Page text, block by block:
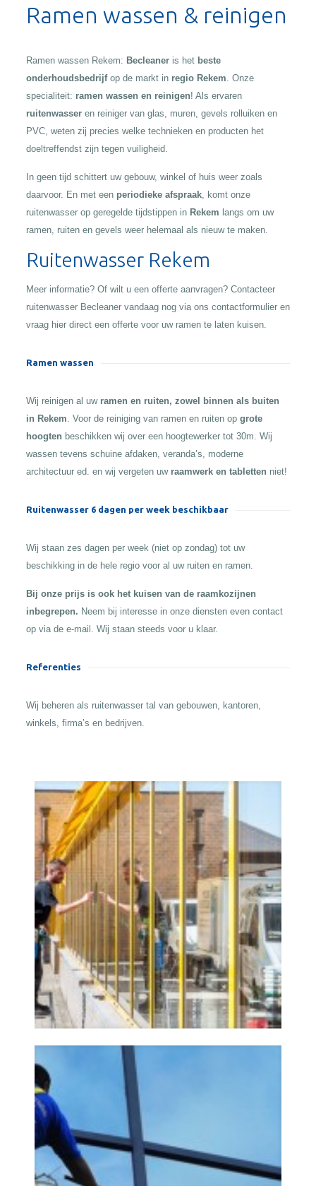
Ramen wassen & reinigen
Ramen wassen Rekem: Becleaneris het beste
onderhoudsbedrijfop de markt in regio Rekem. Onze
specialiteit: ramen wassen en reinigen! Als ervaren
ruitenwasseren reiniger van glas, muren, gevels rolluiken en
PVC, weten zij precies welke technieken en producten het
doeltreffendst zijn tegen vuiligheid.
In geen tijd schittert uw gebouw, winkel of huis weer zoals
daarvoor. En met een periodieke afspraak, komt onze
ruitenwasser op geregelde tijdstippen in Rekem langs om uw
ramen, ruiten en gevels weer helemaal als nieuw te maken.
Ruitenwasser Rekem
Meer informatie? Of wilt u een offerte aanvragen? Contacteer
ruitenwasser Becleaner vandaag nog via ons contactformulier en
vraag hier direct een offerte voor uw ramen te laten kuisen.
Ramen wassen
Wij reinigen al uw ramen en ruiten, zowel binnen als buiten
in Rekem. Voor de reiniging van ramen en ruiten op grote
hoogten beschikken wij over een hoogtewerker tot 30m. Wij
wassen tevens schuine afdaken, veranda’s, moderne
architectuur ed. en wij vergeten uw raamwerk en tabletten niet!
Ruitenwasser 6 dagen per week beschikbaar
Wij staan zes dagen per week (niet op zondag) tot uw
beschikking in de hele regio voor al uw ruiten en ramen.
Bij onze prijs is ook het kuisen van de raamkozijnen
inbegrepen. Neem bij interesse in onze diensten even contact
op via de e-mail. Wij staan steeds voor u klaar.
Referenties
Wij beheren als ruitenwasser tal van gebouwen, kantoren,
winkels, firma’s en bedrijven.